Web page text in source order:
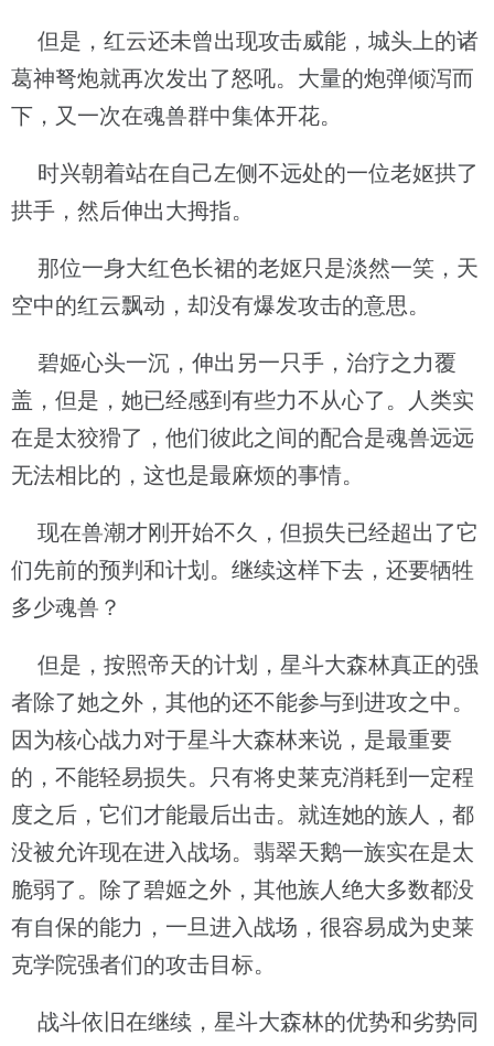
但是，红云还未曾出现攻击威能，城头上的诸
葛神弩炮就再次发出了怒吼。大量的炮弹倾泻而
下，又一次在魂兽群中集体开花。
时兴朝着站在自己左侧不远处的一位老妪拱了
拱手，然后伸出大拇指。
那位一身大红色长裙的老妪只是淡然一笑，天
空中的红云飘动，却没有爆发攻击的意思。
碧姬心头一沉，伸出另一只手，治疗之力覆
盖，但是，她已经感到有些力不从心了。人类实
在是太狡猾了，他们彼此之间的配合是魂兽远远
无法相比的，这也是最麻烦的事情。
现在兽潮才刚开始不久，但损失已经超出了它
们先前的预判和计划。继续这样下去，还要牺牲
多少魂兽？
但是，按照帝天的计划，星斗大森林真正的强
者除了她之外，其他的还不能参与到进攻之中。
因为核心战力对于星斗大森林来说，是最重要
的，不能轻易损失。只有将史莱克消耗到一定程
度之后，它们才能最后出击。就连她的族人，都
没被允许现在进入战场。翡翠天鹅一族实在是太
脆弱了。除了碧姬之外，其他族人绝大多数都没
有自保的能力，一旦进入战场，很容易成为史莱
克学院强者们的攻击目标。
战斗依旧在继续，星斗大森林的优势和劣势同